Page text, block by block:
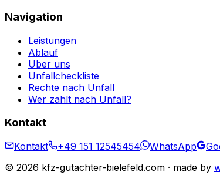
Navigation
Leistungen
Ablauf
Über uns
Unfallcheckliste
Rechte nach Unfall
Wer zahlt nach Unfall?
Kontakt
Kontakt +49 151 12545454 WhatsApp
© 2026 kfz-gutachter-bielefeld.com · made by